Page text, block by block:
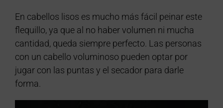
En cabellos lisos es mucho más fácil peinar este
flequillo, ya que al no haber volumen ni mucha
cantidad, queda siempre perfecto. Las personas
con un cabello voluminoso pueden optar por
jugar con las puntas y el secador para darle
forma.